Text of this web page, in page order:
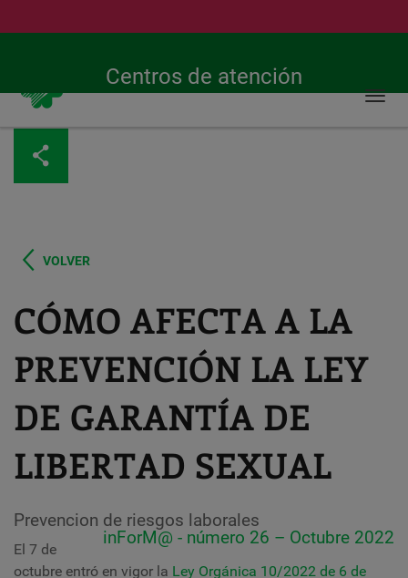
contenido
principal
Centros de atención
Buscar
VOLVER
CÓMO AFECTA A LA
PREVENCIÓN LA LEY
DE GARANTÍA DE
LIBERTAD SEXUAL
Prevencion de riesgos laborales
inForM@ - número 26 – Octubre 2022
El 7 de
octubre entró en vigor la Ley Orgánica 10/2022 de 6 de